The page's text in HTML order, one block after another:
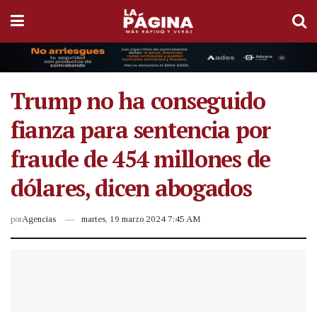
Trump no ha conseguido
fianza para sentencia por
fraude de 454 millones de
dólares, dicen abogados
porAgencias martes, 19 marzo 2024 7:45 AM